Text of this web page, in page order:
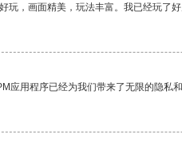
玩，画面精美，玩法丰富。我已经玩了好
应用程序已经为我们带来了无限的隐私和